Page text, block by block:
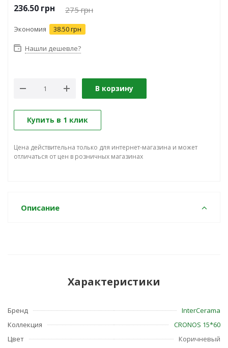
236.50 грн 275грн
Экономия 38.50 грн
Нашли дешевле?
В корзину
Купить в 1 клик
Цена действительна только для интернет-магазина и может
отличаться от цен в розничных магазинах
Описание
Характеристики
Бренд
InterCerama
Коллекция
CRONOS 15*60
Цвет
Коричневый